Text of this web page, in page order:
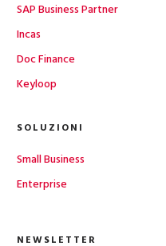
SAP Business Partner
Incas
Doc Finance
Keyloop
SOLUZIONI
Small Business
Enterprise
NEWSLETTER